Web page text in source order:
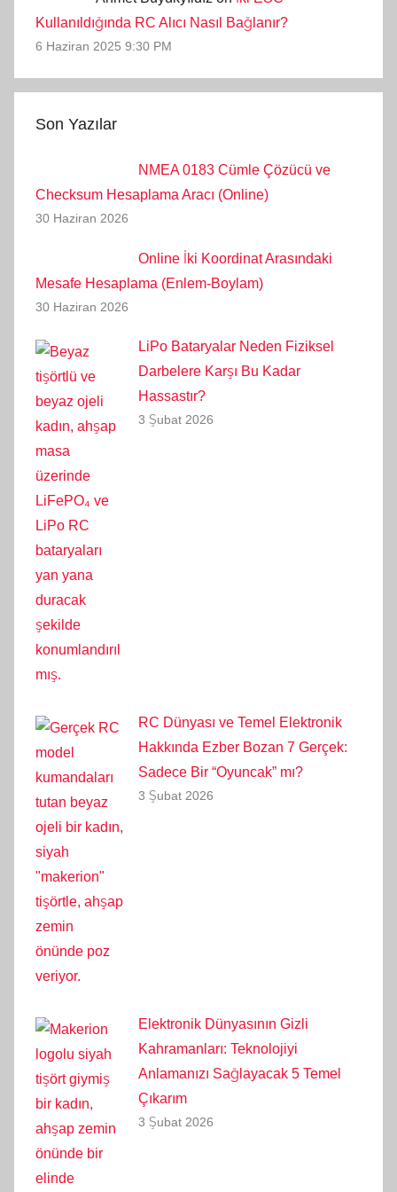
Kullanıldığında RC Alıcı Nasıl Bağlanır?
6 Haziran 2025 9:30 PM
Son Yazılar
NMEA 0183 Cümle Çözücü ve
Checksum Hesaplama Aracı (Online)
30 Haziran 2026
Online İki Koordinat Arasındaki
Mesafe Hesaplama (Enlem-Boylam)
30 Haziran 2026
LiPo Bataryalar Neden Fiziksel
Darbelere Karşı Bu Kadar
Hassastır?
3 Şubat 2026
RC Dünyası ve Temel Elektronik
Hakkında Ezber Bozan 7 Gerçek:
Sadece Bir “Oyuncak” mı?
3 Şubat 2026
Elektronik Dünyasının Gizli
Kahramanları: Teknolojiyi
Anlamanızı Sağlayacak 5 Temel
Çıkarım
3 Şubat 2026